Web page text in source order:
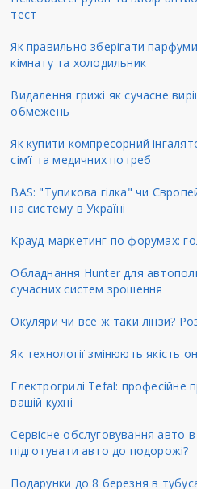
тест
Як правильно зберігати
кімнату та холодильник
Видалення грижі як сучасне
обмежень
Як купити компресорний
сім’ї та медичних потреб
BAS: "Тупикова гілка" чи
на систему в Україні
Крауд-маркетинг по форумах:
Обладнання Hunter для
сучасних систем зрошення
Окуляри чи все ж таки лінзи?
Як технології змінюють якість
Електрогрилі Tefal: професійне
вашій кухні
Сервісне обслуговування авто в
підготувати авто до подорожі?
Подарунки до 8 березня в